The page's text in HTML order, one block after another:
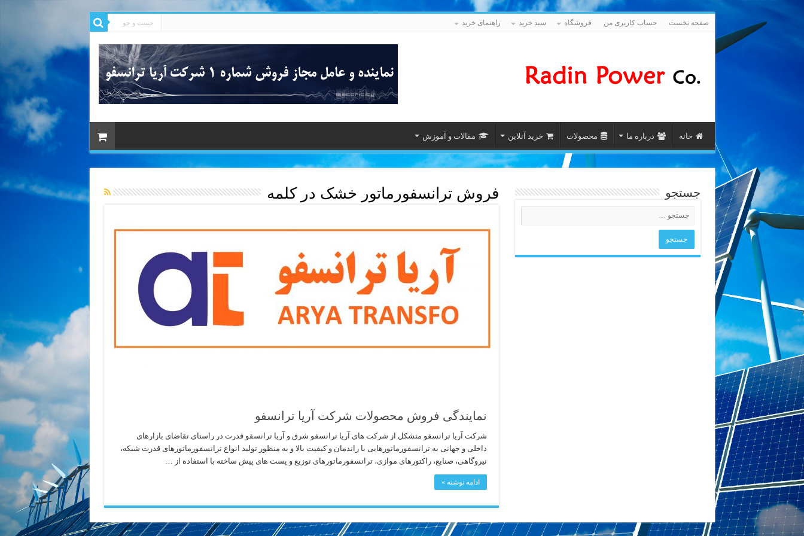
صفحه نخست حساب کاربری من فروشگاه سبد خرید راهنمای خرید
خانه درباره ما محصولات خرید آنلاین مقالات و آموزش
فروش ترانسفورماتور خشک در کلمه
نمایندگی فروش محصولات شرکت آریا ترانسفو
شرکت آریا ترانسفو متشکل از شرکت های آریا ترانسفو شرق و آریا ترانسفو قدرت در راستای تقاضای بازارهای
داخلی و جهانی به ترانسفورماتورهایی با راندمان و کیفیت بالا و به منظور تولید انواع ترانسفورماتورهای قدرت شبکه،
نیروگاهی، صنایع، راکتورهای موازی، ترانسفورماتورهای توزیع و پست های پیش ساخته با استفاده از …
ادامه نوشته »
جستجو